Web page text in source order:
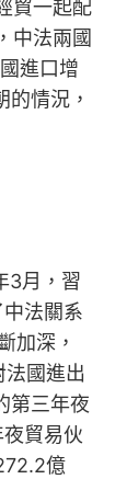
貿一起配
中法兩國
進口增
情況，
3月，習
法關系
加深，
國進出
第三年夜
貿易伙
億